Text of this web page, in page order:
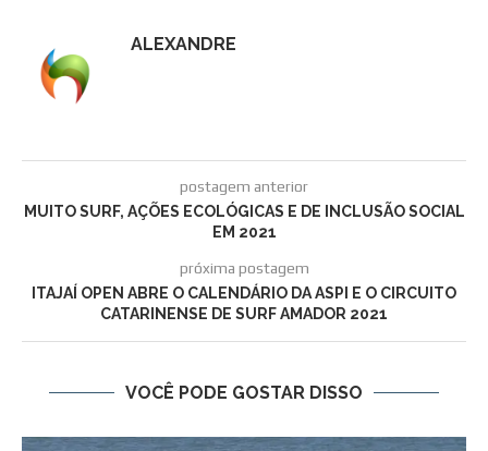
ALEXANDRE
postagem anterior
MUITO SURF, AÇÕES ECOLÓGICAS E DE INCLUSÃO SOCIAL
EM 2021
próxima postagem
ITAJAÍ OPEN ABRE O CALENDÁRIO DA ASPI E O CIRCUITO
CATARINENSE DE SURF AMADOR 2021
VOCÊ PODE GOSTAR DISSO